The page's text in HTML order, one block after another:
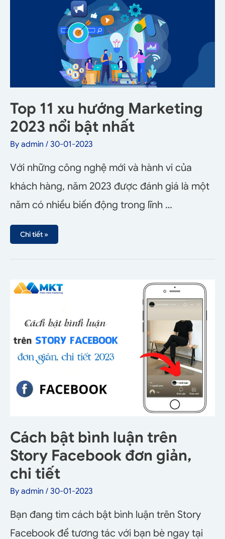
Top 11 xu hướng Marketing
2023 nổi bật nhất
By admin / 30-01-2023
Với những công nghệ mới và hành vi của
khách hàng, năm 2023 được đánh giá là một
năm có nhiều biến động trong lĩnh …
Chi tiết »
Cách bật bình luận trên
Story Facebook đơn giản,
chi tiết
By admin / 30-01-2023
Bạn đang tìm cách bật bình luận trên Story
Facebook để tương tác với bạn bè ngay tại